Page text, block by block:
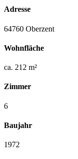
Adresse
64760 Oberzent
Wohnfläche
ca. 212 m²
Zimmer
6
Baujahr
1972